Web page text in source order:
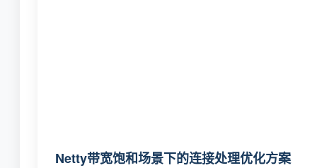
Netty带宽饱和场景下的连接处理优化方案